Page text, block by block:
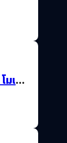
เดล